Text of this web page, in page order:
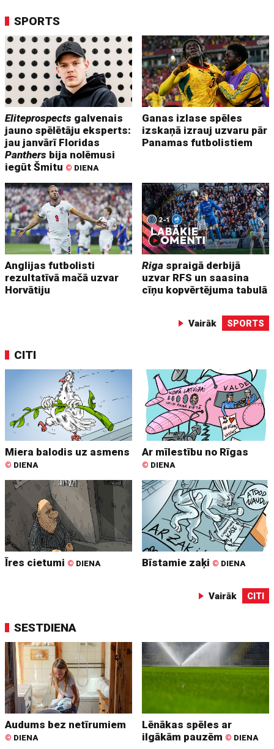
SPORTS
Eliteprospects galvenais
jauno spēlētāju eksperts:
jau janvārī Floridas
Panthers bija nolēmusi
iegūt Šmitu © DIENA
Ganas izlase spēles
izskaņā izrauj uzvaru pār
Panamas futbolistiem
Anglijas futbolisti
rezultatīvā mačā uzvar
Horvātiju
Riga spraigā derbijā
uzvar RFS un saasina
cīņu kopvērtējuma tabulā
Vairāk SPORTS
CITI
Miera balodis uz asmens
© DIENA
Ar mīlestību no Rīgas
© DIENA
Īres cietumi © DIENA Bīstamie zaķi © DIENA
Vairāk CITI
SESTDIENA
Audums bez netīrumiem
© DIENA
Lēnākas spēles ar
ilgākām pauzēm © DIENA